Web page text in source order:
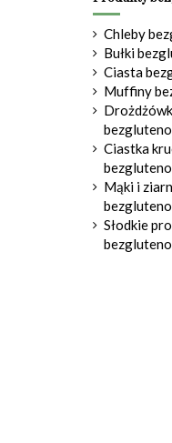
Chleby
Bułki
Ciasta
Muffiny
Ciastka
Mąki i
Słodkie